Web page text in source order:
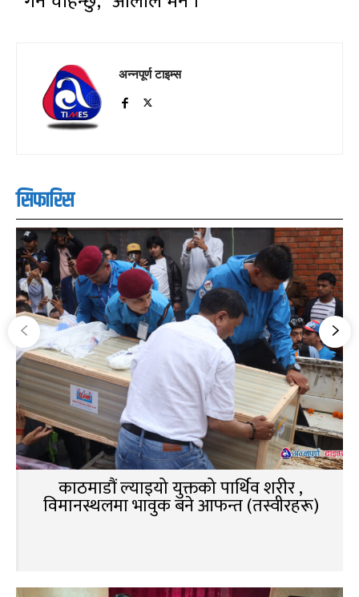
अन्नपूर्ण टाइम्स
सिफारिस
काठमाडौं ल्याइयो युक्तको पार्थिव शरीर ,
विमानस्थलमा भावुक बने आफन्त (तस्वीरहरू)